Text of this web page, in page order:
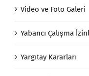
Video ve Foto Galeri
Yabancı Çalışma
Yargıtay Kararları